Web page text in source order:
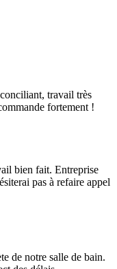
travail très
fortement !
bien fait. Entreprise
pas à refaire appel
de notre salle de bain.